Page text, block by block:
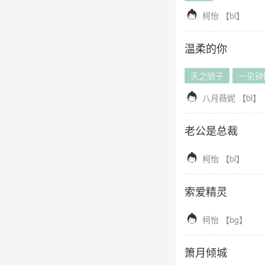
 柯怡 【bl】
温柔的你
天之骄子 一见
 八月薇妮 【bl】
老公是总裁
 柯怡 【bl】
索爱精灵
 柯怡 【bg】
箫月倾城